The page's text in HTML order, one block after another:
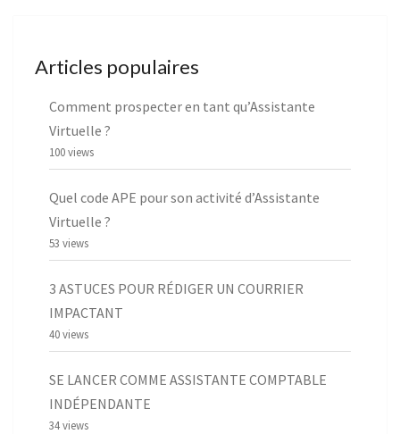
Articles populaires
Comment prospecter en tant qu’Assistante
Virtuelle ?
100 views
Quel code APE pour son activité d’Assistante
Virtuelle ?
53 views
3 ASTUCES POUR RÉDIGER UN COURRIER
IMPACTANT
40 views
SE LANCER COMME ASSISTANTE COMPTABLE
INDÉPENDANTE
34 views